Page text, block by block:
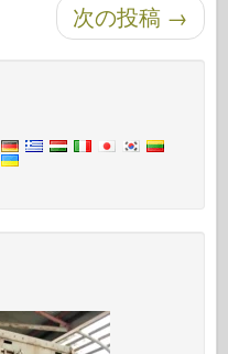
次の投稿 →